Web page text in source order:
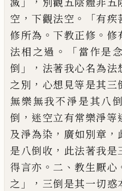
空 ， 下觀法空 。「有疾
修所為 。 下教正修 。 修
法相之過 。「當作是念
倒 」， 法著我心名為法
之別 ， 心想見等是其三
無樂無我不淨是其八倒
倒 ， 迷空立有常樂淨等
及淨為染 ， 廣如別章 ，
是八倒收 ， 此法著我是
得言亦 。 二 、教生厭心
之 」， 三倒是其一切惑